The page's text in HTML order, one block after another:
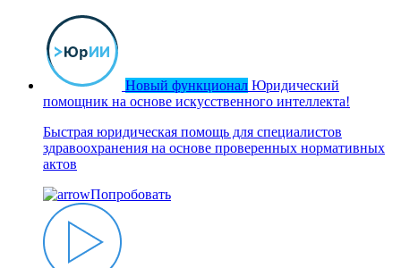
Новый функционал Юридический
помощник на основе искусственного интеллекта!
Быстрая юридическая помощь для специалистов
здравоохранения на основе проверенных нормативных
актов
Попробовать